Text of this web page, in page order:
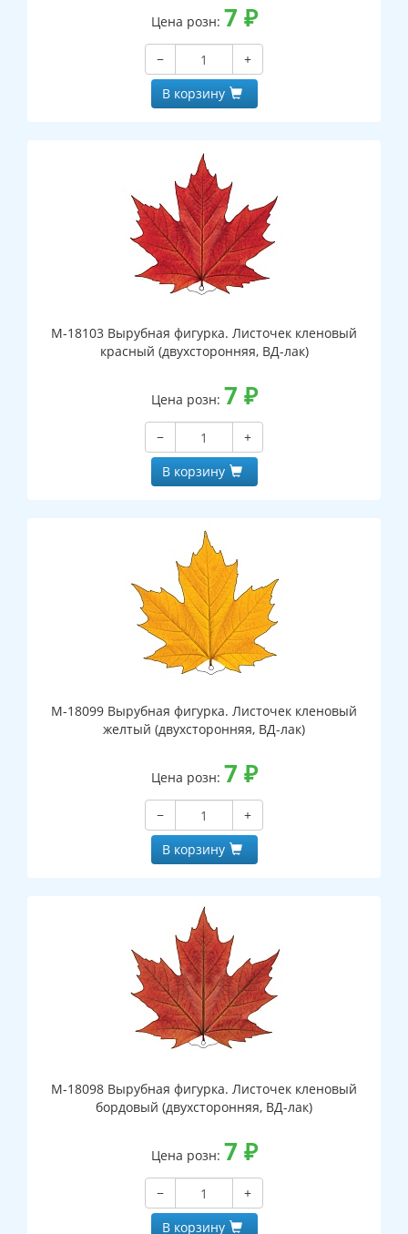
Цена розн: 7 ₽
−
+
В корзину
М-18103 Вырубная фигурка. Листочек кленовый
красный (двухсторонняя, ВД-лак)
Цена розн: 7 ₽
−
+
В корзину
М-18099 Вырубная фигурка. Листочек кленовый
желтый (двухсторонняя, ВД-лак)
Цена розн: 7 ₽
−
+
В корзину
М-18098 Вырубная фигурка. Листочек кленовый
бордовый (двухсторонняя, ВД-лак)
Цена розн: 7 ₽
−
+
В корзину